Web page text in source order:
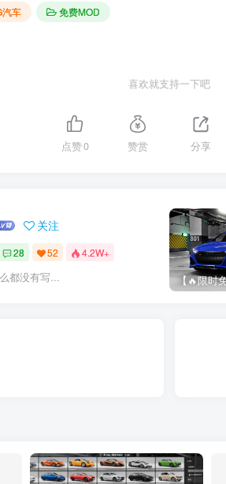
车
免费MOD
喜欢就支持一下吧
点赞0 赞赏 分享
关注
28 52 4.2W+
都没有写...